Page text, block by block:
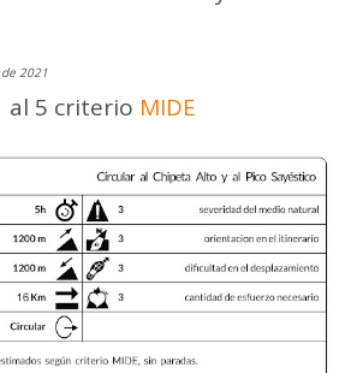
2021
al 5 criterio MIDE